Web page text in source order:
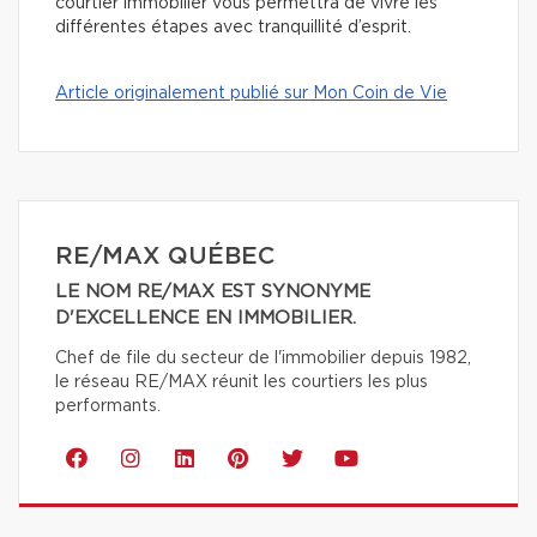
courtier immobilier vous permettra de vivre les
différentes étapes avec tranquillité d’esprit.
Article originalement publié sur Mon Coin de Vie
RE/MAX QUÉBEC
LE NOM RE/MAX EST SYNONYME
D'EXCELLENCE EN IMMOBILIER.
Chef de file du secteur de l'immobilier depuis 1982,
le réseau RE/MAX réunit les courtiers les plus
performants.